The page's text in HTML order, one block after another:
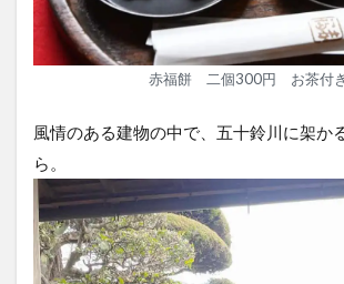
赤福餅 二個300円 お茶付き
風情のある建物の中で、五十鈴川に架か
ら。